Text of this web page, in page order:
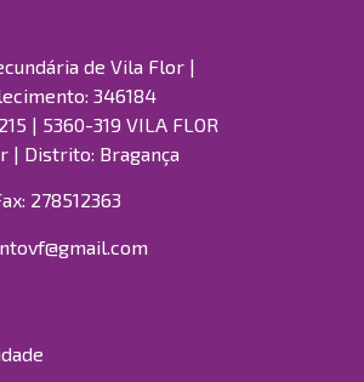
de Vila Flor |
346184
| 5360-319 VILA FLOR
| Distrito: Bragança
278512363